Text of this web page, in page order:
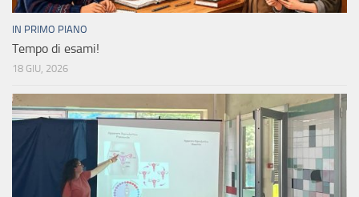
IN PRIMO PIANO
Tempo di esami!
18 GIU, 2026